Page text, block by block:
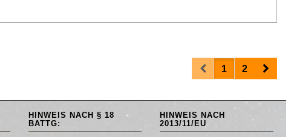
Prev1 2 Next
HINWEIS NACH § 18
BATTG:
HINWEIS NACH
2013/11/EU